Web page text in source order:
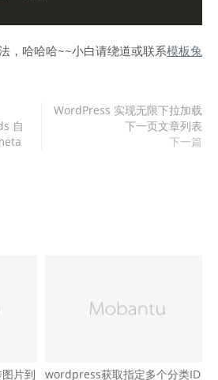
，哈哈哈~~小白请绕道或联系模板兔
自
WordPress 实现无限下拉加载
下一页文章列表
下一篇
片到
wordpress获取指定多个分类ID